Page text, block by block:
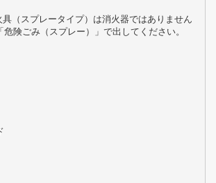
（スプレータイプ）は消火器ではありません
険ごみ（スプレー）」で出してください。